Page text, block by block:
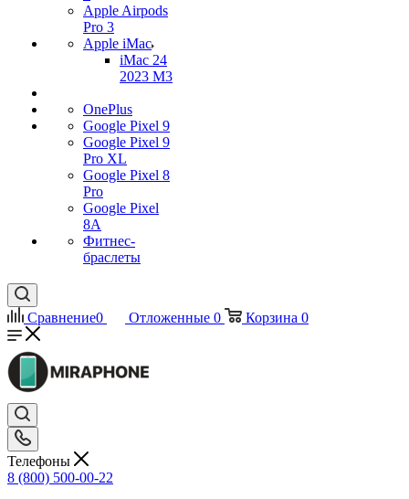
Apple Airpods
Pro 3
Apple iMac
iMac 24
2023 M3
OnePlus
Google Pixel 9
Google Pixel 9
Pro XL
Google Pixel 8
Pro
Google Pixel
8A
Фитнес-
браслеты
Сравнение0 Отложенные 0 Корзина 0
Телефоны
8 (800) 500-00-22